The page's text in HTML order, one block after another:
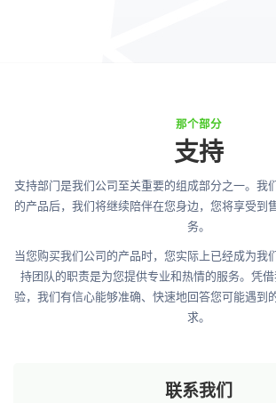
那个部分
支持
支持部门是我们公司至关重要的组成部分之一。我
的产品后，我们将继续陪伴在您身边，您将享受到
务。
当您购买我们公司的产品时，您实际上已经成为我
持团队的职责是为您提供专业和热情的服务。凭
验，我们有信心能够准确、快速地回答您可能遇到
求。
联系我们